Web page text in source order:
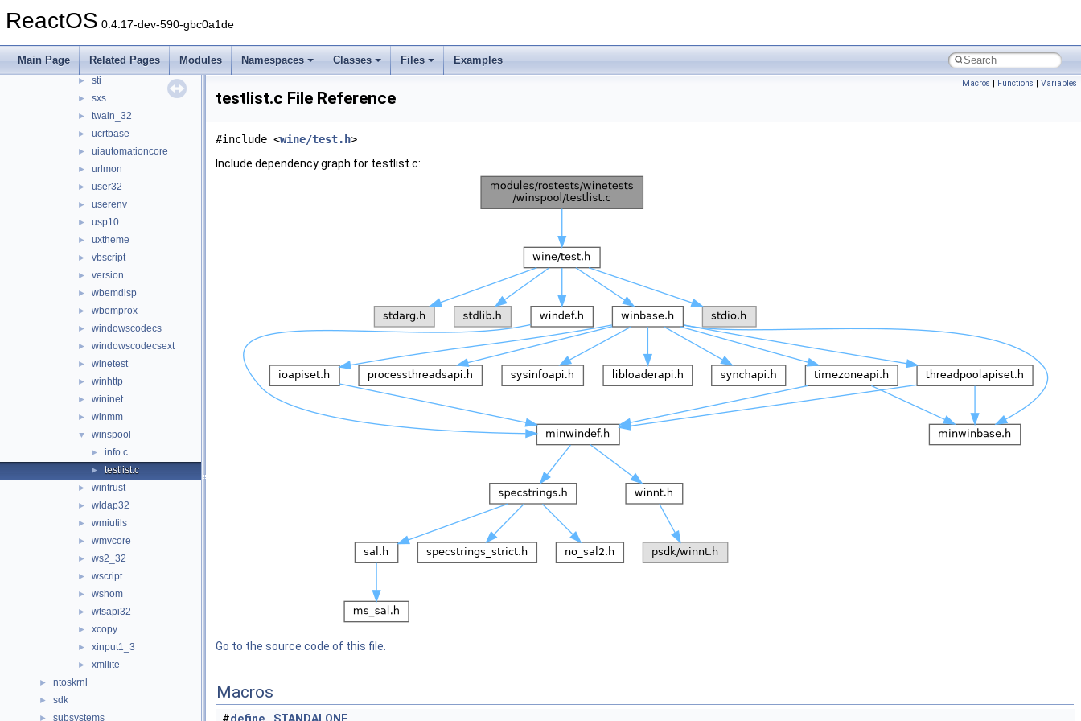
ReactOS 0.4.17-dev-590-gbc0a1de
Main Page Related Pages Modules Namespaces Classes Files Examples
► shlwapi
► snmpapi
spoolss
► sti
► sxs
► twain_32
► ucrtbase
► uiautomationcore
► urlmon
► user32
► userenv
► usp10
► uxtheme
► vbscript
► version
► wbemdisp
► wbemprox
► windowscodecs
► windowscodecsext
► winetest
► winhttp
► wininet
► winmm
▼ winspool
► info.c
► testlist.c
► wintrust
► wldap32
► wmiutils
► wmvcore
► ws2_32
► wscript
► wshom
► wtsapi32
► xcopy
► xinput1_3
► xmllite
► ntoskrnl
► sdk
► subsystems
Macros | Functions | Variables
testlist.c File Reference
#include <wine/test.h>
Include dependency graph for testlist.c:
Go to the source code of this file.
Macros